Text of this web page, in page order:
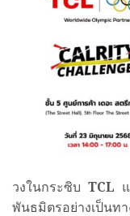
วงในกระซิบ TCL
พันธมิตรอย่างเป็นท